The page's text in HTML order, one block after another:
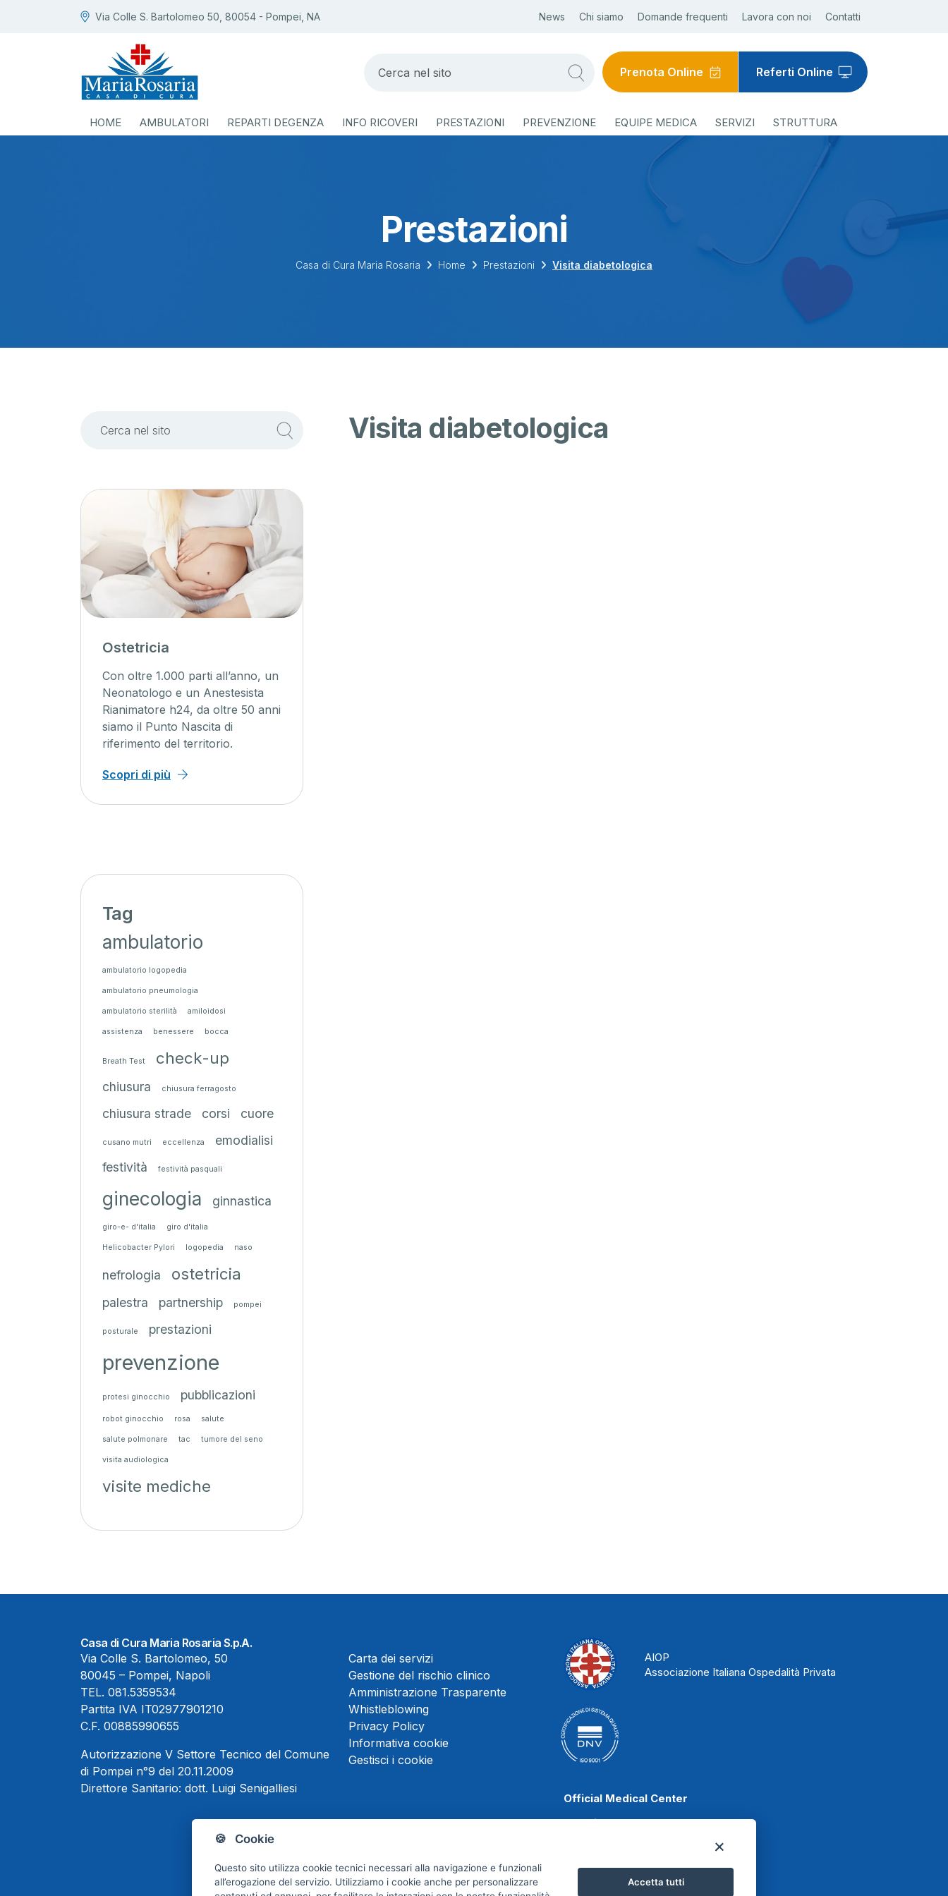
🍪 Cookie
Questo sito utilizza cookie tecnici necessari alla navigazione e funzionali
all’erogazione del servizio. Utilizziamo i cookie anche per personalizzare
Accetta tutti
Via Colle S. Bartolomeo 50, 80054 - Pompei, NA News Chi siamo Domande frequenti Lavora con noi Contatti
Prenota Online Referti Online
HOME AMBULATORI REPARTI DEGENZA INFO RICOVERI PRESTAZIONI PREVENZIONE EQUIPE MEDICA SERVIZI STRUTTURA
Prestazioni
Casa di Cura Maria Rosaria Home Prestazioni Visita diabetologica
Visita diabetologica
Ostetricia
Con oltre 1.000 parti all’anno, un
Neonatologo e un Anestesista
Rianimatore h24, da oltre 50 anni
siamo il Punto Nascita di
riferimento del territorio.
Scopri di più
Tag
ambulatorio
ambulatorio logopedia
ambulatorio pneumologia
ambulatorio sterilità amiloidosi
assistenza benessere bocca
Breath Test check-up
chiusura chiusura ferragosto
chiusura strade corsi cuore
cusano mutri eccellenza
emodialisi
festività
festività pasquali
ginecologia ginnastica
giro-e- d'italia giro d'italia
Helicobacter Pylori logopedia naso
nefrologia ostetricia
palestra partnership pompei
posturale prestazioni
prevenzione
protesi ginocchio pubblicazioni
robot ginocchio rosa salute
salute polmonare tac tumore del seno
visita audiologica
visite mediche
Casa di Cura Maria Rosaria S.p.A.
Via Colle S. Bartolomeo, 50
80045 – Pompei, Napoli
TEL. 081.5359534
Partita IVA IT02977901210
C.F. 00885990655
Autorizzazione V Settore Tecnico del Comune
di Pompei n°9 del 20.11.2009
Direttore Sanitario: dott. Luigi Senigalliesi
Carta dei servizi
Gestione del rischio clinico
Amministrazione Trasparente
Whistleblowing
Privacy Policy
Informativa cookie
Gestisci i cookie
AIOP
Associazione Italiana Ospedalità Privata
Official Medical Center
Basket